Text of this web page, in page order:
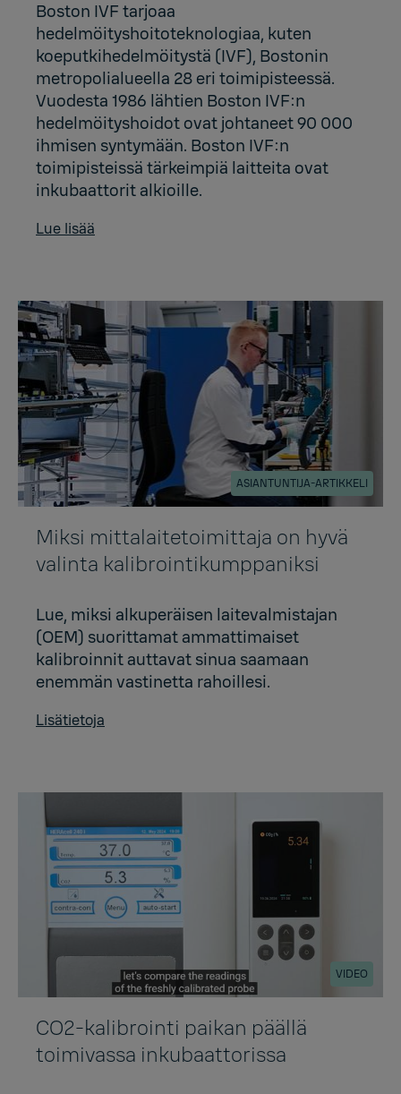
Boston IVF tarjoaa
hedelmöityshoitoteknologiaa, kuten
koeputkihedelmöitystä (IVF), Bostonin
metropolialueella 28 eri toimipisteessä.
Vuodesta 1986 lähtien Boston IVF:n
hedelmöityshoidot ovat johtaneet 90 000
ihmisen syntymään. Boston IVF:n
toimipisteissä tärkeimpiä laitteita ovat
inkubaattorit alkioille.
Lue lisää
ASIANTUNTIJA-ARTIKKELI
Miksi mittalaitetoimittaja on hyvä
valinta kalibrointikumppaniksi
Lue, miksi alkuperäisen laitevalmistajan
(OEM) suorittamat ammattimaiset
kalibroinnit auttavat sinua saamaan
enemmän vastinetta rahoillesi.
Lisätietoja
VIDEO
CO2-kalibrointi paikan päällä
toimivassa inkubaattorissa